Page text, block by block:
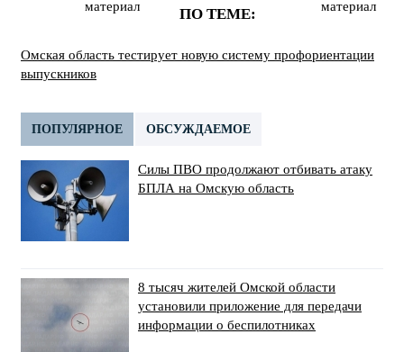
материал
материал
ПО ТЕМЕ:
Омская область тестирует новую систему профориентации
выпускников
ПОПУЛЯРНОЕ ОБСУЖДАЕМОЕ
Силы ПВО продолжают отбивать атаку
БПЛА на Омскую область
8 тысяч жителей Омской области
установили приложение для передачи
информации о беспилотниках